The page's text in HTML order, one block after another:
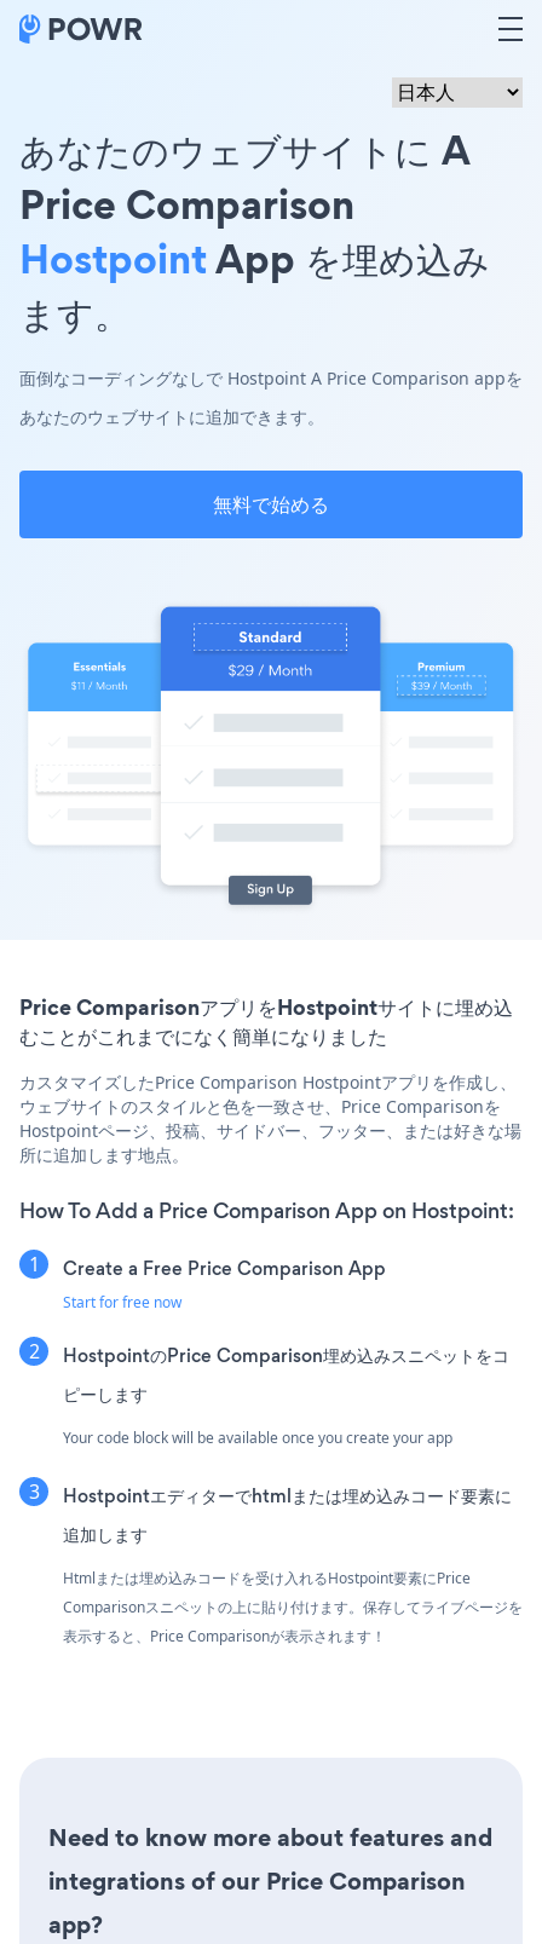
あなたのウェブサイトに A
Price Comparison
HostpointApp を埋め込み
ます。
面倒なコーディングなしで Hostpoint A Price Comparison appを
あなたのウェブサイトに追加できます。
無料で始める
Price ComparisonアプリをHostpointサイトに埋め込
むことがこれまでになく簡単になりました
カスタマイズしたPrice Comparison Hostpointアプリを作成し、
ウェブサイトのスタイルと色を一致させ、Price Comparisonを
Hostpointページ、投稿、サイドバー、フッター、または好きな場
所に追加します地点。
How To Add a Price Comparison App on Hostpoint:
Create a Free Price Comparison App
Start for free now
HostpointのPrice Comparison埋め込みスニペットをコ
ピーします
Your code block will be available once you create your app
Hostpointエディターでhtmlまたは埋め込みコード要素に
追加します
Htmlまたは埋め込みコードを受け入れるHostpoint要素にPrice
Comparisonスニペットの上に貼り付けます。保存してライブページを
表示すると、Price Comparisonが表示されます！
Need to know more about features and
integrations of our Price Comparison
app?